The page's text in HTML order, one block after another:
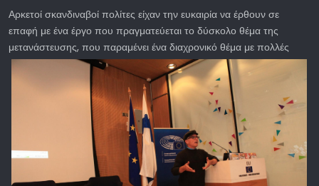
Αρκετοί σκανδιναβοί πολίτες είχαν την ευκαιρία να έρθουν σε
επαφή με ένα έργο που πραγματεύεται το δύσκολο θέμα της
μετανάστευσης, που παραμένει ένα διαχρονικό θέμα με πολλές